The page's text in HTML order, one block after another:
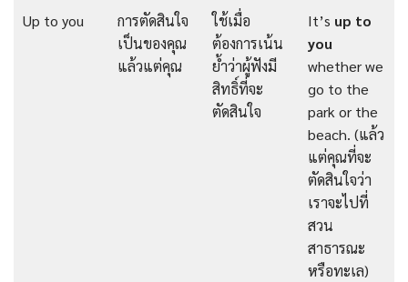
Up to you
การตัดสินใจ
เป็นของคุณ
แล้วแต่คุณ
ใช้เมื่อ
ต้องการเน้น
ย้ำว่าผู้ฟังมี
สิทธิ์ที่จะ
ตัดสินใจ
It’s up to
you
whether we
go to the
park or the
beach. (แล้ว
แต่คุณที่จะ
ตัดสินใจว่า
เราจะไปที่
สวน
สาธารณะ
หรือทะเล)